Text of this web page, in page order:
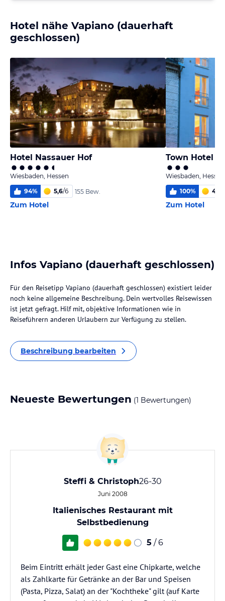
Hotel nähe Vapiano (dauerhaft
geschlossen)
Hotel Nassauer Hof
Wiesbaden, Hessen
94% 5,6/6 155 Bew.
Zum Hotel
Town Hotel
Wiesbaden, Hessen
100% 4,8
Zum Hotel
Infos Vapiano (dauerhaft geschlossen)
Für den Reisetipp Vapiano (dauerhaft geschlossen) existiert leider
noch keine allgemeine Beschreibung. Dein wertvolles Reisewissen
ist jetzt gefragt. Hilf mit, objektive Informationen wie in
Reiseführern anderen Urlaubern zur Verfügung zu stellen.
Beschreibung bearbeiten
Neueste Bewertungen (1 Bewertungen)
Steffi & Christoph26-30
Juni 2008
Italienisches Restaurant mit
Selbstbedienung
5 / 6
Beim Eintritt erhält jeder Gast eine Chipkarte, welche
als Zahlkarte für Getränke an der Bar und Speisen
(Pasta, Pizza, Salat) an der "Kochtheke" gilt (auf Karte